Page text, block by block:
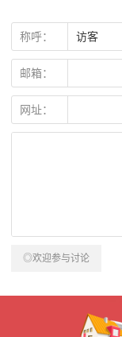
称呼：
邮箱：
网址：
◎欢迎参与讨论